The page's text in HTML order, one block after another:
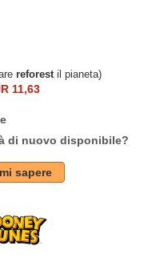
reforestil pianeta)
11,63
di nuovo disponibile?
sapere